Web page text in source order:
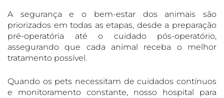
A segurança e o bem-estar dos animais são
priorizados em todas as etapas, desde a preparação
pré-operatória até o cuidado pós-operatório,
assegurando que cada animal receba o melhor
tratamento possível.
Quando os pets necessitam de cuidados contínuos
e monitoramento constante, nosso hospital para